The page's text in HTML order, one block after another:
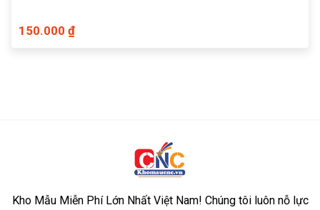
150.000 ₫
Kho Mẫu Miễn Phí Lớn Nhất Việt Nam! Chúng tôi luôn nỗ lực